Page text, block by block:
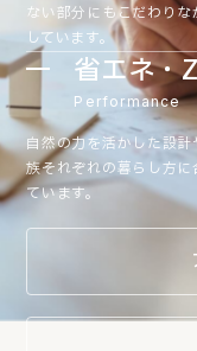
ない部分にもこだわり
しています。
省エネ・
Performance
自然の力を活かした設
族それぞれの暮らし方
ています。